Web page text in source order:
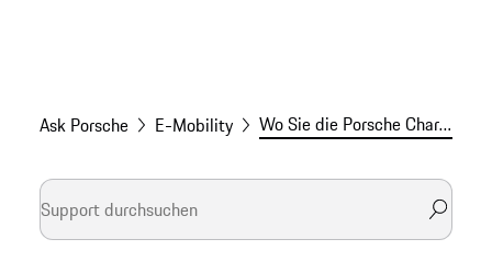
Ask Porsche E-Mobility Wo Sie die Porsche Charging Rechnungen finden